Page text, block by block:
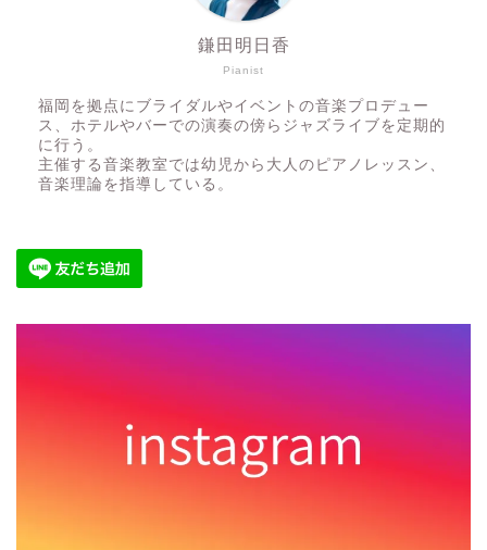
Pianist
鎌田明日香
福岡を拠点にブライダルやイベントの音楽プロデュー
ス、ホテルやバーでの演奏の傍らジャズライブを定期的
に行う。
主催する音楽教室では幼児から大人のピアノレッスン、
音楽理論を指導している。